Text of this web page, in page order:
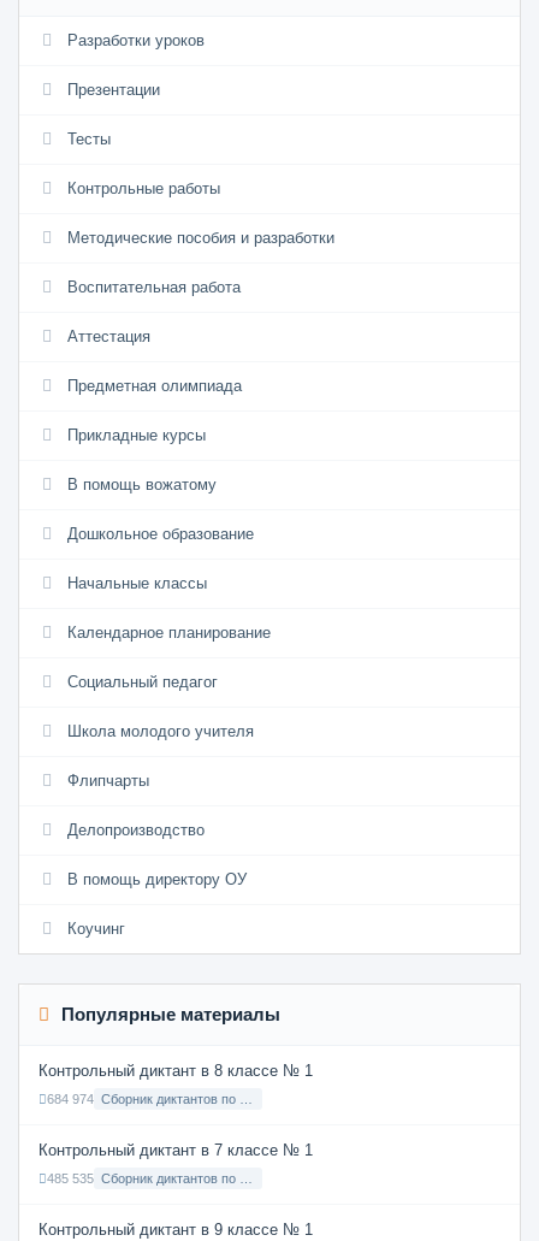
Разработки уроков
Презентации
Тесты
Контрольные работы
Методические пособия и разработки
Воспитательная работа
Аттестация
Предметная олимпиада
Прикладные курсы
В помощь вожатому
Дошкольное образование
Начальные классы
Календарное планирование
Социальный педагог
Школа молодого учителя
Флипчарты
Делопроизводство
В помощь директору ОУ
Коучинг
Популярные материалы
Контрольный диктант в 8 классе № 1
684 974
Контрольный диктант в 7 классе № 1
485 535
Контрольный диктант в 9 классе № 1